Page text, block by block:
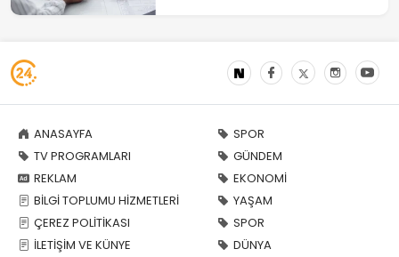
ANASAYFA
TV PROGRAMLARI
REKLAM
BİLGİ TOPLUMU HİZMETLERİ
ÇEREZ POLİTİKASI
İLETİŞİM VE KÜNYE
SPOR
GÜNDEM
EKONOMİ
YAŞAM
SPOR
DÜNYA